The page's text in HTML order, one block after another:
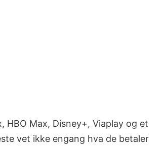
Max, Disney+, Viaplay og et
vet ikke engang hva de betaler